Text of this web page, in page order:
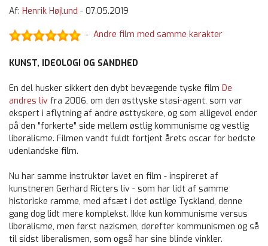
Af: Henrik Højlund - 07.05.2019
- Andre film med samme karakter
KUNST, IDEOLOGI OG SANDHED
En del husker sikkert den dybt bevægende tyske film De
andres liv fra 2006, om den østtyske stasi-agent, som var
ekspert i aflytning af andre østtyskere, og som alligevel ender
på den "forkerte" side mellem østlig kommunisme og vestlig
liberalisme. Filmen vandt fuldt fortjent årets oscar for bedste
udenlandske film.
Nu har samme instruktør lavet en film - inspireret af
kunstneren Gerhard Ricters liv - som har lidt af samme
historiske ramme, med afsæt i det østlige Tyskland, denne
gang dog lidt mere komplekst. Ikke kun kommunisme versus
liberalisme, men først nazismen, derefter kommunismen og så
til sidst liberalismen, som også har sine blinde vinkler.